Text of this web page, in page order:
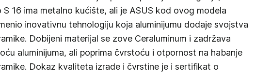
S 16 ima metalno kućište, ali je ASUS kod ovog modela
inovativnu tehnologiju koja aluminijumu dodaje svojstva
Dobijeni materijal se zove Ceraluminum i zadržava
aluminijuma, ali poprima čvrstoću i otpornost na habanje
Dokaz kvaliteta izrade i čvrstine je i sertifikat o